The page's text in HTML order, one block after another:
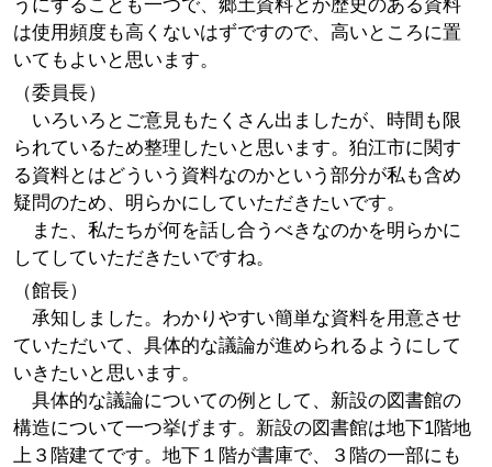
うにすることも一つで、郷土資料とか歴史のある資料
は使用頻度も高くないはずですので、高いところに置
いてもよいと思います。
（委員長）
いろいろとご意見もたくさん出ましたが、時間も限
られているため整理したいと思います。狛江市に関す
る資料とはどういう資料なのかという部分が私も含め
疑問のため、明らかにしていただきたいです。
また、私たちが何を話し合うべきなのかを明らかに
してしていただきたいですね。
（館長）
承知しました。わかりやすい簡単な資料を用意させ
ていただいて、具体的な議論が進められるようにして
いきたいと思います。
具体的な議論についての例として、新設の図書館の
構造について一つ挙げます。新設の図書館は地下1階地
上３階建てです。地下１階が書庫で、３階の一部にも